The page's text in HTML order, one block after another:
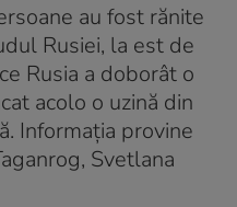
au fost rănite
Rusiei, la est de
Rusia a doborât o
acolo o uzină din
Informația provine
Svetlana